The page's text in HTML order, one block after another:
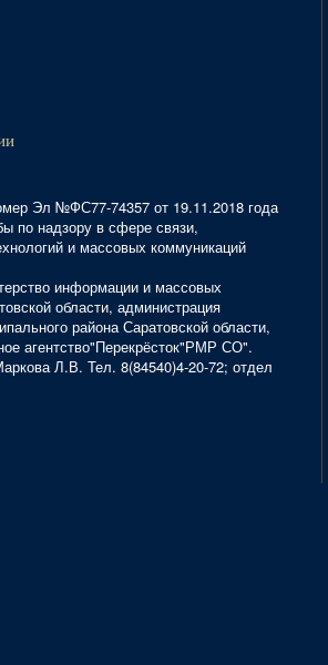
Эл №ФС77-74357 от 19.11.2018 года
по надзору в сфере связи,
и массовых коммуникаций
информации и массовых
области, администрация
района Саратовской области,
агентство"Перекрёсток"РМР СО".
Л.В. Тел. 8(84540)4-20-72; отдел